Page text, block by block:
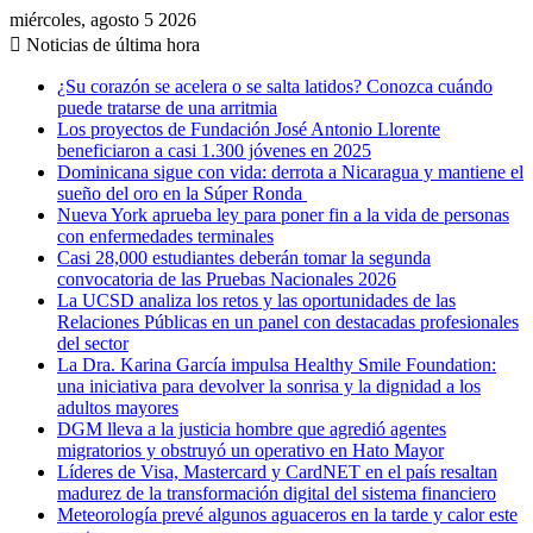
miércoles, agosto 5 2026
Noticias de última hora
¿Su corazón se acelera o se salta latidos? Conozca cuándo
puede tratarse de una arritmia
Los proyectos de Fundación José Antonio Llorente
beneficiaron a casi 1.300 jóvenes en 2025
Dominicana sigue con vida: derrota a Nicaragua y mantiene el
sueño del oro en la Súper Ronda
Nueva York aprueba ley para poner fin a la vida de personas
con enfermedades terminales
Casi 28,000 estudiantes deberán tomar la segunda
convocatoria de las Pruebas Nacionales 2026
La UCSD analiza los retos y las oportunidades de las
Relaciones Públicas en un panel con destacadas profesionales
del sector
La Dra. Karina García impulsa Healthy Smile Foundation:
una iniciativa para devolver la sonrisa y la dignidad a los
adultos mayores
DGM lleva a la justicia hombre que agredió agentes
migratorios y obstruyó un operativo en Hato Mayor
Líderes de Visa, Mastercard y CardNET en el país resaltan
madurez de la transformación digital del sistema financiero
Meteorología prevé algunos aguaceros en la tarde y calor este